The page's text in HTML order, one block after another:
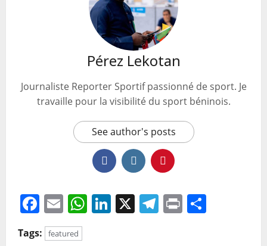
Pérez Lekotan
Journaliste Reporter Sportif passionné de sport. Je
travaille pour la visibilité du sport béninois.
See author's posts
Facebook
EmailWhatsApp
LinkedIn
X Telegram
Print
Tags: featured